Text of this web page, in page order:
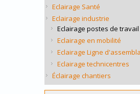
Eclairage Santé
Eclairage industrie
Eclairage postes de travail
Eclairage en mobilité
Eclairage Ligne
Eclairage technicentres
Éclairage chantiers